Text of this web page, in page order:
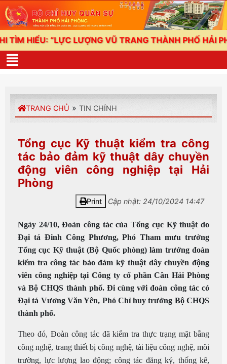
“LỰC LƯỢNG VŨ TRANG THÀNH PHỐ HẢI
TRANG CHỦ » TIN CHÍNH
Tổng cục Kỹ thuật kiểm tra công
tác bảo đảm kỹ thuật dây chuyền
động viên công nghiệp tại Hải
Phòng
Print Cập nhật: 24/10/2024 14:47
Ngày 24/10, Đoàn công tác của Tổng cục Kỹ thuật do
Đại tá Đinh Công Phương, Phó Tham mưu trưởng
Tổng cục Kỹ thuật (Bộ Quốc phòng) làm trưởng đoàn
kiểm tra công tác bảo đảm kỹ thuật dây chuyền động
viên công nghiệp tại Công ty cổ phần Cân Hải Phòng
và Bộ CHQS thành phố. Đi cùng với đoàn công tác có
Đại tá Vương Văn Yên, Phó Chỉ huy trưởng Bộ CHQS
thành phố.
Theo đó, Đoàn công tác đã kiểm tra thực trạng mặt bằng
công nghệ, trang thiết bị công nghệ, tài liệu công nghệ, môi
trường, lực lượng lao động; công tác đăng ký, thống kê,